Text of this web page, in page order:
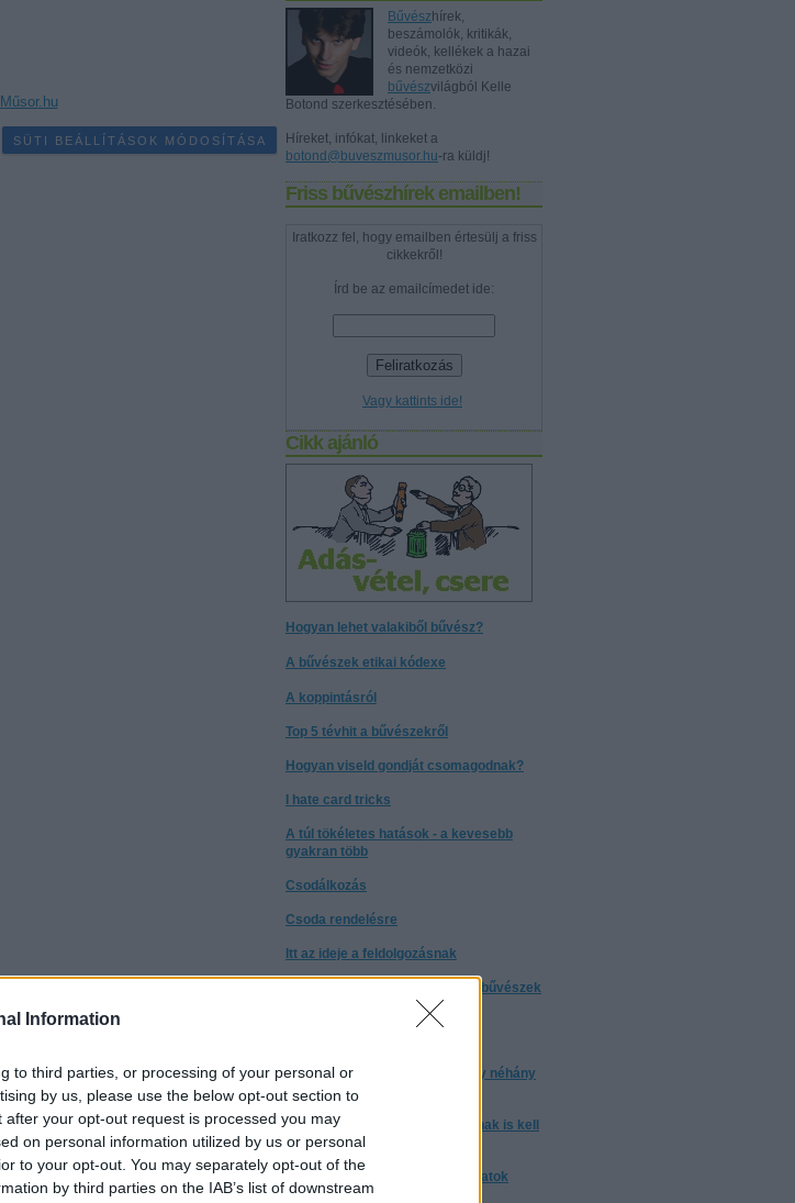
Information
to third parties, or processing of your personal or
by us, please use the below opt-out section to
your opt-out request is processed you may
on personal information utilized by us or personal
to your opt-out. You may separately opt-out of the
by third parties on the IAB’s list of downstream
Bűvész hírek,
beszámolók, kritikák,
videók, kellékek a hazai
és nemzetközi
bűvészvilágból Kelle
Botond szerkesztésében.
Híreket, infókat, linkeket a
botond@buveszmusor.hu-ra küldj!
Friss bűvészhírek emailben!
Iratkozz fel, hogy emailben értesülj a friss
cikkekről!
Írd be az emailcímedet ide:
Vagy kattints ide!
Cikk ajánló
Hogyan lehet valakiből bűvész?
A bűvészek etikai kódexe
A koppintásról
Top 5 tévhit a bűvészekről
Hogyan viseld gondját csomagodnak?
I hate card tricks
A túl tökéletes hatások - a kevesebb
gyakran több
Csodálkozás
Csoda rendelésre
Itt az ideje a feldolgozásnak
Tényleg: miért nem árulják el a bűvészek
Az a bizonyos 10 000 óra, avagy néhány
gondolat a gyakorlásról
Nem elég ártatlannak lenni. Annak is kell
tűnni
Tanulj trükköt! - trükkmagyarázatok
Műsor.hu
SÜTI BEÁLLÍTÁSOK MÓDOSÍTÁSA